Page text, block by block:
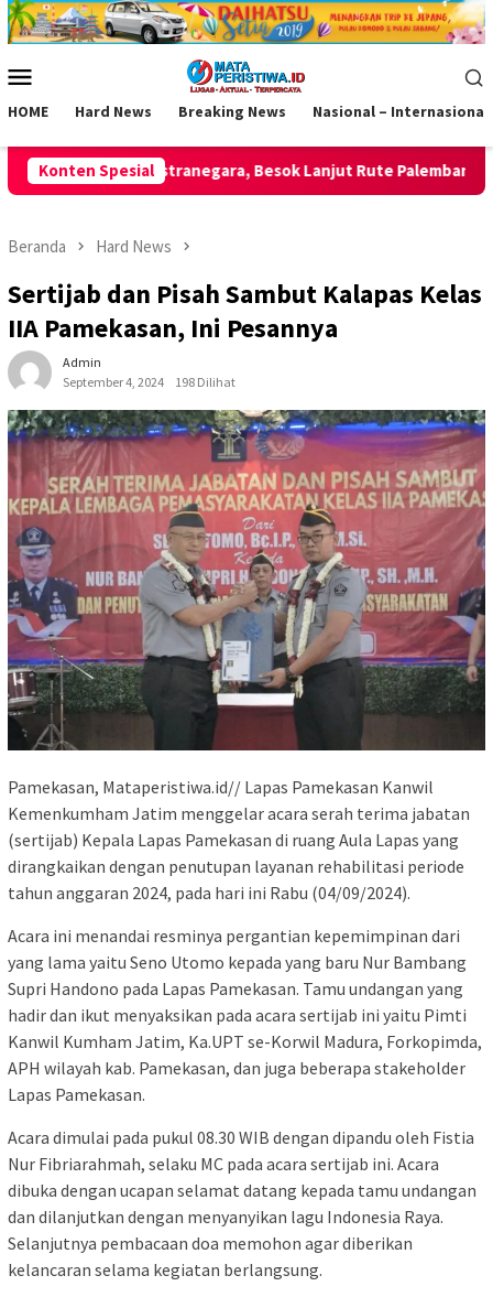
Loncat
ke
Mobile
HOME Hard News Breaking News Nasional – Internasional
Konten Spesial
Lanjut Rute Palembang Dorong Gaya Hidup Sehat,
Beranda Hard News
Sertijab dan Pisah Sambut Kalapas Kelas
IIA Pamekasan, Ini Pesannya
Admin
September 4, 2024
198 Dilihat
Pamekasan, Mataperistiwa.id// Lapas Pamekasan Kanwil
Kemenkumham Jatim menggelar acara serah terima jabatan
(sertijab) Kepala Lapas Pamekasan di ruang Aula Lapas yang
dirangkaikan dengan penutupan layanan rehabilitasi periode
tahun anggaran 2024, pada hari ini Rabu (04/09/2024).
Acara ini menandai resminya pergantian kepemimpinan dari
yang lama yaitu Seno Utomo kepada yang baru Nur Bambang
Supri Handono pada Lapas Pamekasan. Tamu undangan yang
hadir dan ikut menyaksikan pada acara sertijab ini yaitu Pimti
Kanwil Kumham Jatim, Ka.UPT se-Korwil Madura, Forkopimda,
APH wilayah kab. Pamekasan, dan juga beberapa stakeholder
Lapas Pamekasan.
Acara dimulai pada pukul 08.30 WIB dengan dipandu oleh Fistia
Nur Fibriarahmah, selaku MC pada acara sertijab ini. Acara
dibuka dengan ucapan selamat datang kepada tamu undangan
dan dilanjutkan dengan menyanyikan lagu Indonesia Raya.
Selanjutnya pembacaan doa memohon agar diberikan
kelancaran selama kegiatan berlangsung.